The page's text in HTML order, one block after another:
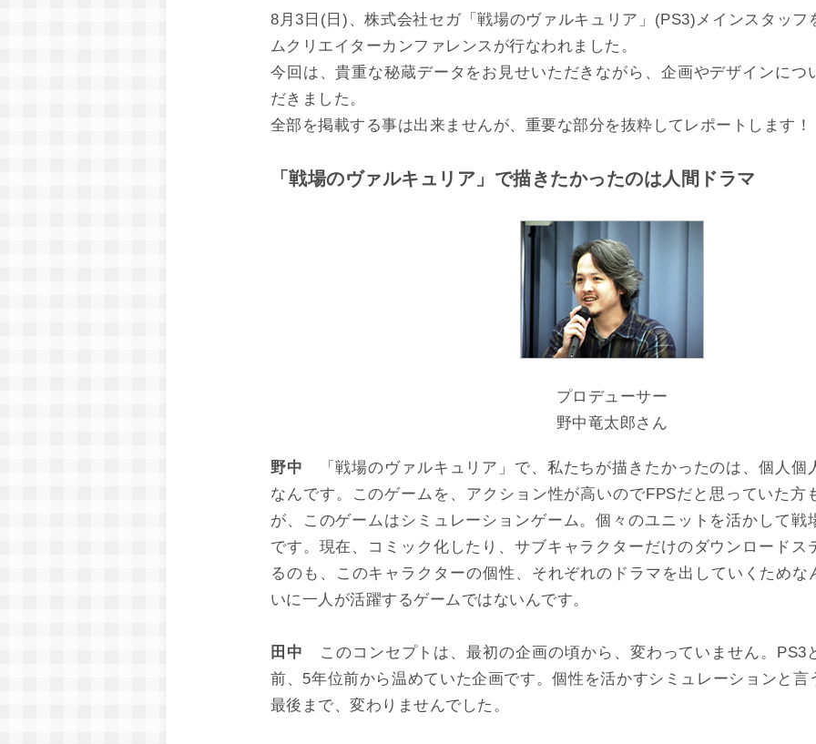
8月3日(日)、株式会社セガ「戦場のヴァルキュリア」(PS3)メインスタッフ
ムクリエイターカンファレンスが行なわれました。
今回は、貴重な秘蔵データをお見せいただきながら、企画やデザインにつ
だきました。
全部を掲載する事は出来ませんが、重要な部分を抜粋してレポートします！
「戦場のヴァルキュリア」で描きたかったのは人間ドラマ
プロデューサー
野中竜太郎さん
野中 「戦場のヴァルキュリア」で、私たちが描きたかったのは、個人個
なんです。このゲームを、アクション性が高いのでFPSだと思っていた方
が、このゲームはシミュレーションゲーム。個々のユニットを活かして戦
です。現在、コミック化したり、サブキャラクターだけのダウンロードス
るのも、このキャラクターの個性、それぞれのドラマを出していくためな
いに一人が活躍するゲームではないんです。
田中 このコンセプトは、最初の企画の頃から、変わっていません。PS3
前、5年位前から温めていた企画です。個性を活かすシミュレーションと言
最後まで、変わりませんでした。